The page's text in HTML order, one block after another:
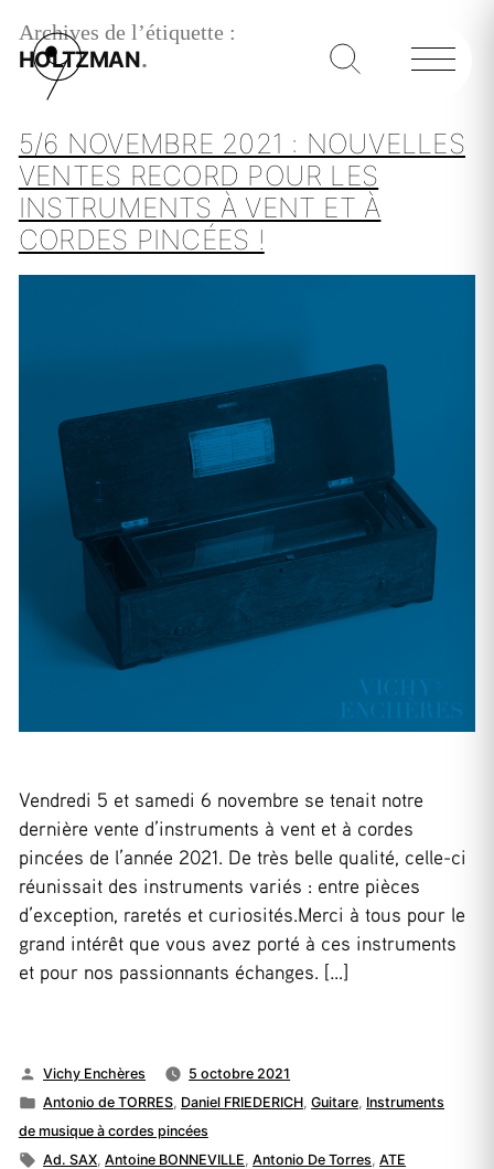
Archives de l’étiquette :
HOLTZMAN
5/6 NOVEMBRE 2021 : NOUVELLES
VENTES RECORD POUR LES
INSTRUMENTS À VENT ET À
CORDES PINCÉES !
Vendredi 5 et samedi 6 novembre se tenait notre
dernière vente d’instruments à vent et à cordes
pincées de l’année 2021. De très belle qualité, celle-ci
réunissait des instruments variés : entre pièces
d’exception, raretés et curiosités.Merci à tous pour le
grand intérêt que vous avez porté à ces instruments
et pour nos passionnants échanges. […]
Publié
par
Vichy Enchères
5 octobre 2021
Publié
dans
Antonio de TORRES Daniel FRIEDERICH ,Guitare Instruments
de musique à cordes pincées
Étiquettes :
Ad. SAX ,Antoine BONNEVILLE ,Antonio De Torres ,ATE